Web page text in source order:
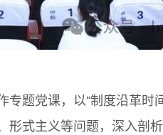
题党课，以“制度沿革时
式主义等问题，深入剖